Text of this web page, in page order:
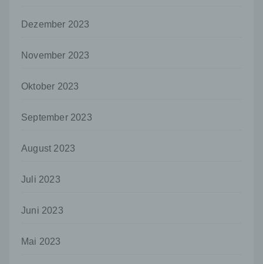
Dezember 2023
November 2023
Oktober 2023
September 2023
August 2023
Juli 2023
Juni 2023
Mai 2023
betroffenen Person zugeordnet werden
Informationen gesondert aufbewahrt werden
dass die personenbezogenen Daten nicht
juristische Person, Behörde, Einrichtung
gemeinsam mit anderen über die Zwecke
und Mittel der Verarbeitung von
Sind die Zwecke und Mittel dieser